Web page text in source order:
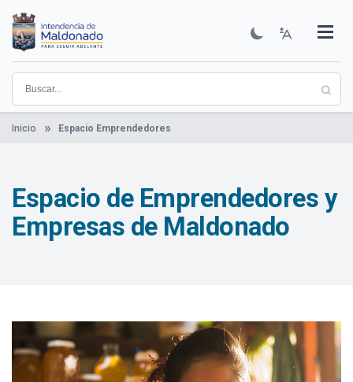
contenido
principal
Institucional
Municipios
Descubre Maldonado
Comunicación
Servicios
Guía De Trámites
Ver Noticias
Inicio Espacio Emprendedores
Espacio de Emprendedores y
Empresas de Maldonado